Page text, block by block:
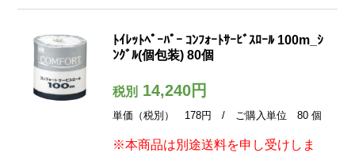
ﾄｲﾚｯﾄﾍﾟｰﾊﾟｰ ｺﾝﾌｫｰﾄｻｰﾋﾞｽﾛｰﾙ 100m_ｼ
ﾝｸﾞﾙ(個包装) 80個
税別14,240円
単価（税別） 178円 / ご購入単位 80 個
※本商品は別途送料を申し受けしま